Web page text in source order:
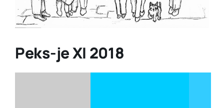
Peks-je XI 2018